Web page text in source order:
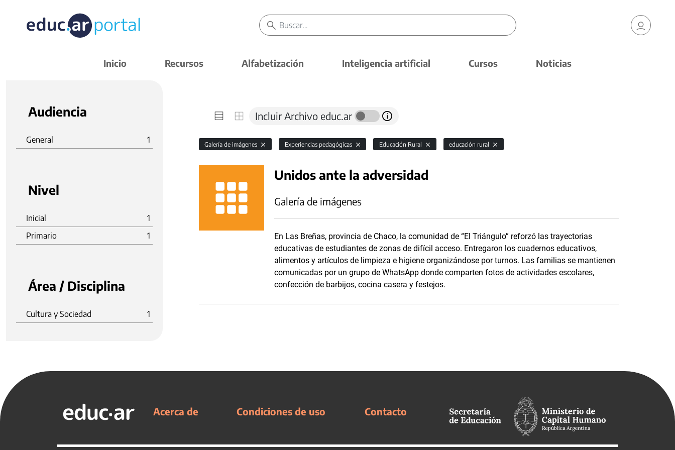
Inicio Recursos Alfabetización Inteligencia artificial Cursos Noticias
Audiencia
General 1
Nivel
Inicial
1
Primario
1
Área / Disciplina
Cultura y Sociedad 1
Incluir Archivo educ.ar
Galería de imágenes Experiencias pedagógicas Educación Rural educación rural
Unidos ante la adversidad
Galería de imágenes
En Las Breñas, provincia de Chaco, la comunidad de “El Triángulo” reforzó las trayectorias
educativas de estudiantes de zonas de difícil acceso. Entregaron los cuadernos educativos,
alimentos y artículos de limpieza e higiene organizándose por turnos. Las familias se mantienen
comunicadas por un grupo de WhatsApp donde comparten fotos de actividades escolares,
confección de barbijos, cocina casera y festejos.
Acerca de Condiciones de uso Contacto